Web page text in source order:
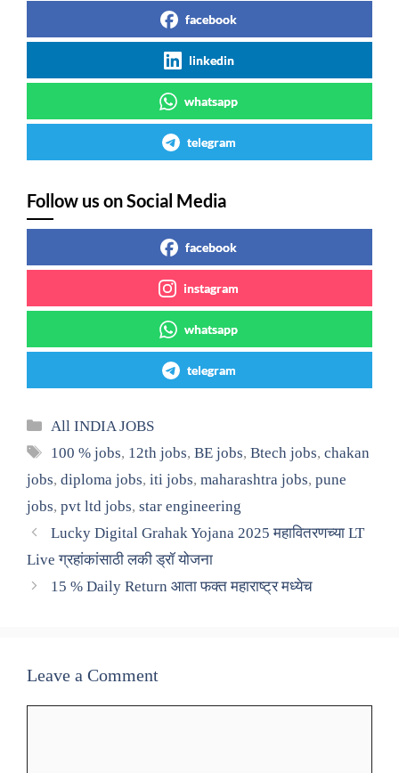
facebook
linkedin
whatsapp
telegram
Follow us on Social Media
facebook
instagram
whatsapp
telegram
Categories
All INDIA JOBS
Tags
100 % jobs, 12th jobs,BE jobs,Btech jobs,chakan
jobs, diploma jobs, iti jobs, maharashtra jobs, pune
jobs, pvt ltd jobs, star engineering
Lucky Digital Grahak Yojana 2025 महावितरणच्या LT
Live ग्रहांकांसाठी लकी ड्रॉ योजना
15 % Daily Return आता फक्त महाराष्ट्र मध्येच
Leave a Comment